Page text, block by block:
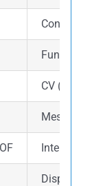
Control
Fungsi
CV
Mesin
Internal
Display